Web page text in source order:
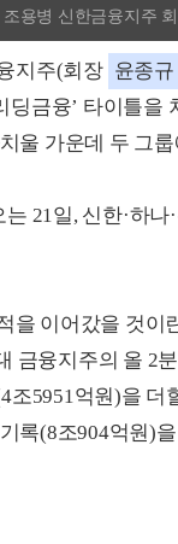
용병 신한금융지주
지주(회장 윤종규
딩금융’ 타이틀
울 가운데 두 그
21일, 신한·하
을 이어갔을 것
금융지주의 올 2
조5951억원)을
록(8조904억원)